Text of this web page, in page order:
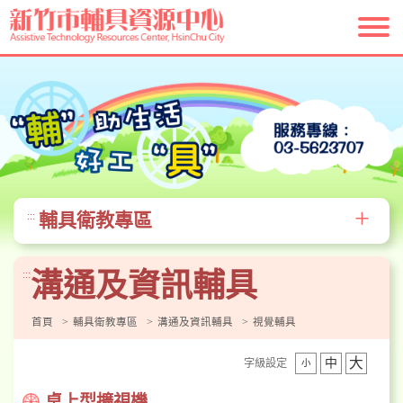
跳
到
主
要
內
塊
::: 輔具衛教專區 +
:::溝通及資訊輔具
首頁 輔具衛教專區 溝通及資訊輔具 視覺輔具
字級設定 小 中 大